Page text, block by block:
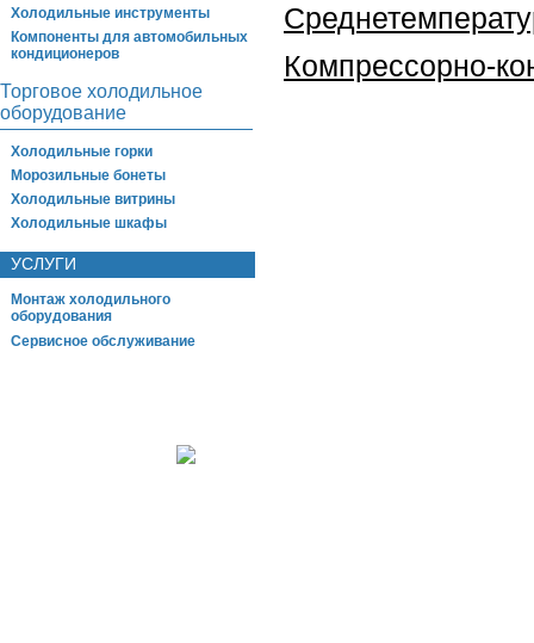
Холодильные инструменты
Компоненты для автомобильных
кондиционеров
Торговое холодильное
оборудование
Холодильные горки
Морозильные бонеты
Холодильные витрины
Холодильные шкафы
УСЛУГИ
Монтаж холодильного
оборудования
Сервисное обслуживание
Компрессорно-